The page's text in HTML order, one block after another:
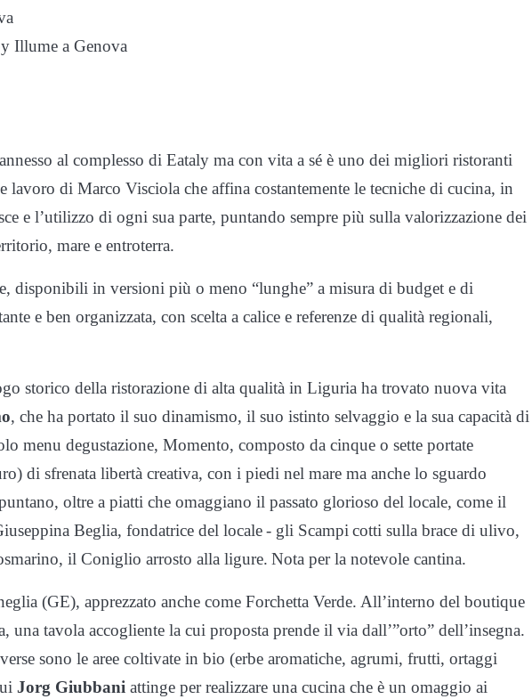
Illume a Genova
al complesso di Eataly ma con vita a sé è uno dei migliori ristoranti
lavoro di Marco Visciola che affina costantemente le tecniche di cucina, in
e l’utilizzo di ogni sua parte, puntando sempre più sulla valorizzazione dei
mare e entroterra.
disponibili in versioni più o meno “lunghe” a misura di budget e di
e ben organizzata, con scelta a calice e referenze di qualità regionali,
storico della ristorazione di alta qualità in Liguria ha trovato nuova vita
, che ha portato il suo dinamismo, il suo istinto selvaggio e la sua capacità di
menu degustazione, Momento, composto da cinque o sette portate
di sfrenata libertà creativa, con i piedi nel mare ma anche lo sguardo
oltre a piatti che omaggiano il passato glorioso del locale, come il
Beglia, fondatrice del locale - gli Scampi cotti sulla brace di ulivo,
il Coniglio arrosto alla ligure. Nota per la notevole cantina.
(GE), apprezzato anche come Forchetta Verde. All’interno del boutique
una tavola accogliente la cui proposta prende il via dall’”orto” dell’insegna.
sono le aree coltivate in bio (erbe aromatiche, agrumi, frutti, ortaggi
Jorg Giubbani attinge per realizzare una cucina che è un omaggio ai